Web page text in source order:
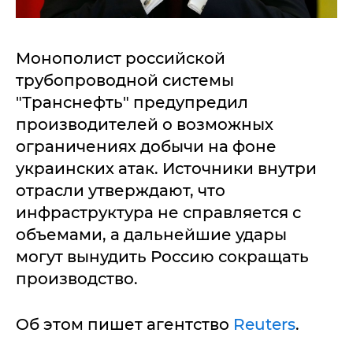
Монополист российской
трубопроводной системы
"Транснефть" предупредил
производителей о возможных
ограничениях добычи на фоне
украинских атак. Источники внутри
отрасли утверждают, что
инфраструктура не справляется с
объемами, а дальнейшие удары
могут вынудить Россию сокращать
производство.
Об этом пишет агентство Reuters.